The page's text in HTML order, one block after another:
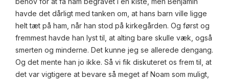
havde det dårligt med tanken om, at hans barn ville ligge
helt tæt på ham, når han stod på kirkegården. Og først og
fremmest havde han lyst til, at alting bare skulle væk, også
smerten og minderne. Det kunne jeg se allerede dengang.
Og det mente han jo ikke. Så vi fik diskuteret os frem til, at
det var vigtigere at bevare så meget af Noam som muligt,